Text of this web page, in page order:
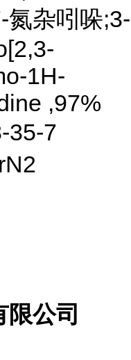
氮杂吲哚;3-
1H-
,97%
35-7
公司